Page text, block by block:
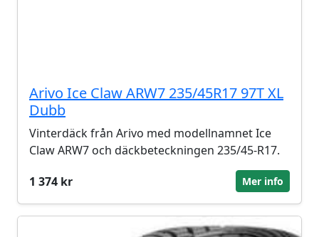
Arivo Ice Claw ARW7 235/45R17 97T XL
Dubb
Vinterdäck från Arivo med modellnamnet Ice
Claw ARW7 och däckbeteckningen 235/45-R17.
1 374 kr
Mer info